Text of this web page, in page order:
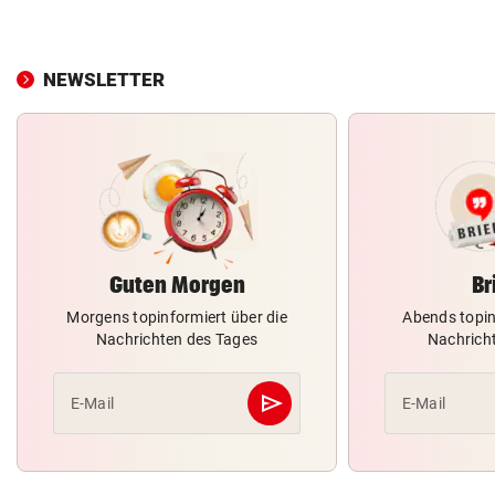
NEWSLETTER
Guten Morgen
Morgens topinformiert über die
Nachrichten des Tages
E-Mail send
Abschicken
Abends
E-Mail